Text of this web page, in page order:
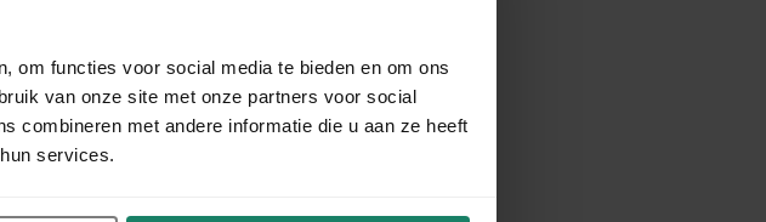
om functies voor social media te bieden en om ons
van onze site met onze partners voor social
combineren met andere informatie die u aan ze heeft
services.